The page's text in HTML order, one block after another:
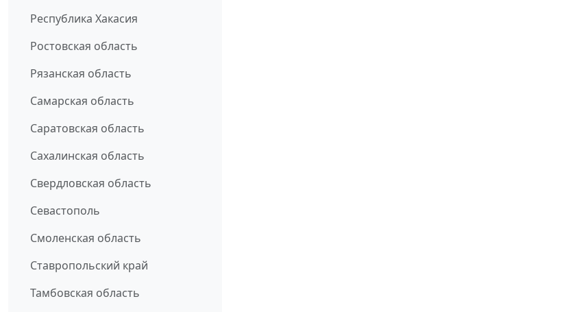
Республика Хакасия
Ростовская область
Рязанская область
Самарская область
Саратовская область
Сахалинская область
Свердловская область
Севастополь
Смоленская область
Ставропольский край
Тамбовская область